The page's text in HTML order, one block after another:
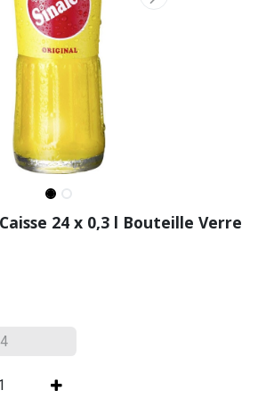
24 x 0,3 l Bouteille Verre